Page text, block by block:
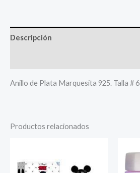
Descripción
Anillo de Plata Marquesita 925. Talla # 6
Productos relacionados